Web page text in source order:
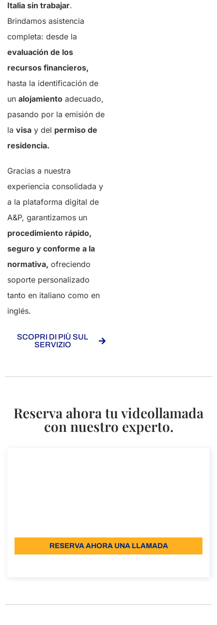
Italia sin trabajar.
Brindamos asistencia
completa: desde la
evaluación de los
recursos financieros,
hasta la identificación de
un alojamiento adecuado,
pasando por la emisión de
la visa y del permiso de
residencia.
Gracias a nuestra
experiencia consolidada y
a la plataforma digital de
A&P, garantizamos un
procedimiento rápido,
seguro y conforme a la
normativa, ofreciendo
soporte personalizado
tanto en italiano como en
inglés.
SCOPRI DI PIÙ SUL
SERVIZIO
Reserva ahora tu videollamada
con nuestro experto.
RESERVA AHORA UNA LLAMADA